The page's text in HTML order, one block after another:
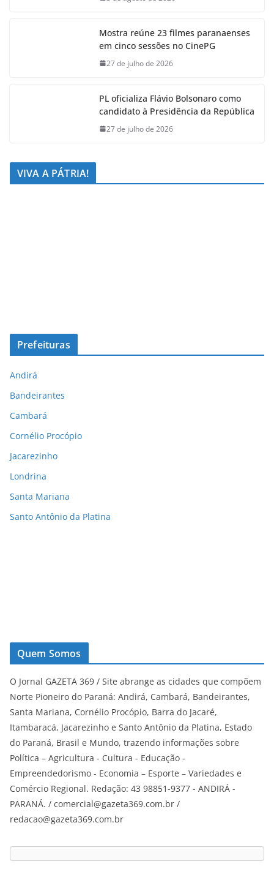
Mostra reúne 23 filmes paranaenses
em cinco sessões no CinePG
27 de julho de 2026
PL oficializa Flávio Bolsonaro como
candidato à Presidência da República
27 de julho de 2026
VIVA A PÁTRIA!
Prefeituras
Andirá
Bandeirantes
Cambará
Cornélio Procópio
Jacarezinho
Londrina
Santa Mariana
Santo Antônio da Platina
Quem Somos
O Jornal GAZETA 369 / Site abrange as cidades que compõem
Norte Pioneiro do Paraná: Andirá, Cambará, Bandeirantes,
Santa Mariana, Cornélio Procópio, Barra do Jacaré,
Itambaracá, Jacarezinho e Santo Antônio da Platina, Estado
do Paraná, Brasil e Mundo, trazendo informações sobre
Política – Agricultura - Cultura - Educação -
Empreendedorismo - Economia – Esporte – Variedades e
Comércio Regional. Redação: 43 98851-9377 - ANDIRÁ -
PARANÁ. / comercial@gazeta369.com.br /
redacao@gazeta369.com.br